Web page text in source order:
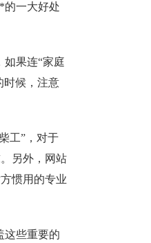
的一大好处
果连“家庭
时候，注意
工”，对于
另外，网站
惯用的专业
这些重要的